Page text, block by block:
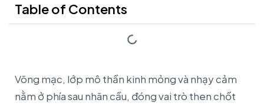
Table of Contents
Võng mạc, lớp mô thần kinh mỏng và nhạy cảm
nằm ở phía sau nhãn cầu, đóng vai trò then chốt